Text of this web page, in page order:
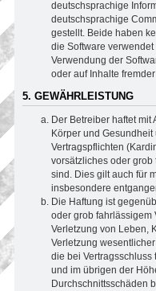
deutschsprachige
deutschsprachige
gestellt. Beide haben
die Software
Verwendung der
oder auf Inhalte
5. GEWÄHRLEISTUNG
Der Betreiber haftet
Körper und
Vertragspflichten
vorsätzliches oder
sind. Dies gilt auch für
insbesondere
Die Haftung ist
oder grob fahrlässigem
Verletzung von Leben,
Verletzung
die bei
und im übrigen der
Durchschnittsschäden